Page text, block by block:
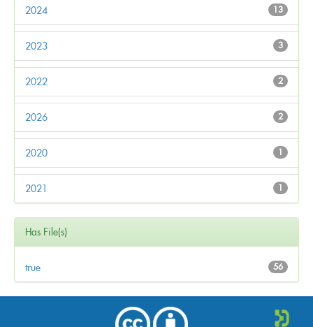
13
2024
3
2023
2
2022
2
2026
1
2020
1
2021
Has File(s)
56
true